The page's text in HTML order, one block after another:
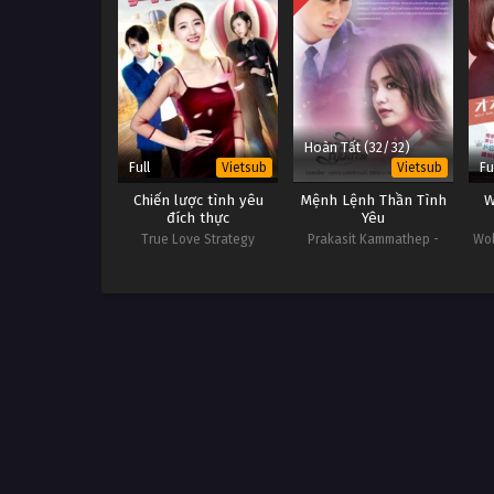
Full Vietsub
Chiến lược tình yêu
đích thực
True Love Strategy
Hoàn Tất (32/32)
Vietsub
Mệnh Lệnh Thần Tình
Yêu
Prakasit Kammathep -